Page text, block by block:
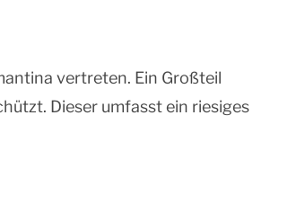
vertreten. Ein Großteil
Dieser umfasst ein riesiges